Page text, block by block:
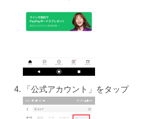
「公式アカウント」をタップ